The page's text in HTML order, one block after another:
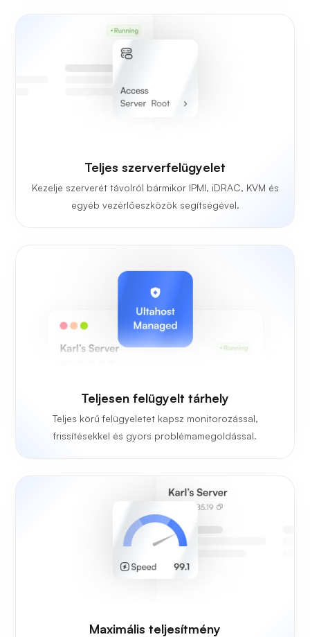
Teljes szerverfelügyelet
Kezelje szerverét távolról bármikor IPMI, iDRAC, KVM és
egyéb vezérlőeszközök segítségével.
Teljesen felügyelt tárhely
Teljes körű felügyeletet kapsz monitorozással,
frissítésekkel és gyors problémamegoldással.
Maximális teljesítmény